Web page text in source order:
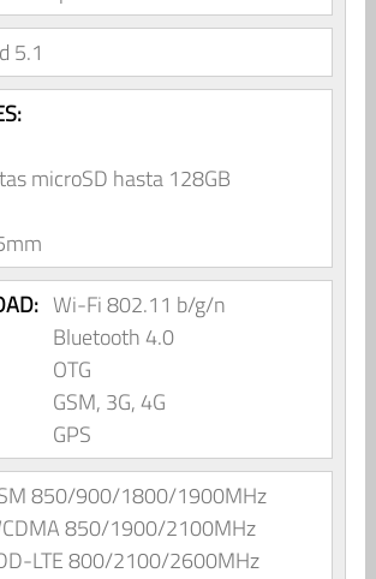
5.1
microSD hasta 128GB
Wi-Fi 802.11 b/g/n
Bluetooth 4.0
OTG
GSM, 3G, 4G
GPS
850/900/1800/1900MHz
850/1900/2100MHz
LTE 800/2100/2600MHz